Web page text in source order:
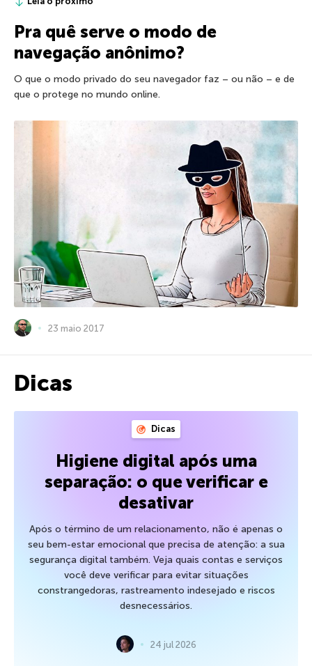
Pra quê serve o modo de
navegação anônimo?
O que o modo privado do seu navegador faz – ou não – e de
que o protege no mundo online.
23 maio 2017
Dicas
Dicas
Higiene digital após uma
separação: o que verificar e
desativar
Após o término de um relacionamento, não é apenas o
seu bem-estar emocional que precisa de atenção: a sua
segurança digital também. Veja quais contas e serviços
você deve verificar para evitar situações
constrangedoras, rastreamento indesejado e riscos
desnecessários.
24 jul 2026